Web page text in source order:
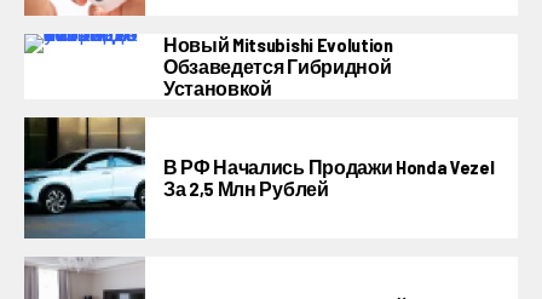
Новый Mitsubishi Evolution
Обзаведется Гибридной
Установкой
В РФ Начались Продажи Honda Vezel
За 2,5 Млн Рублей